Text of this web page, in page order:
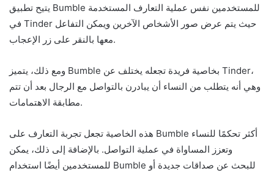
يتيح تطبيق Bumble للمستخدمين نفس عملية التعارف المستخدمة
في Tinder حيث يتم عرض صور الأشخاص الآخرين ويمكن التفاعل
معها بالنقر على زر الإعجاب.
ومع ذلك، يتميز Bumble بخاصية فريدة تجعله يختلف عن Tinder،
وهي أنه يتطلب من النساء أن يبادرن بالتواصل مع الرجال بعد أن تتم
مطابقة الاهتمامات.
هذه الخاصية تجعل تجربة التعارف على Bumble أكثر تحكمًا للنساء
وتعزز المساواة في عملية التواصل. بالإضافة إلى ذلك، يمكن
للمستخدمين أيضًا استخدام Bumble للبحث عن صداقات جديدة أو